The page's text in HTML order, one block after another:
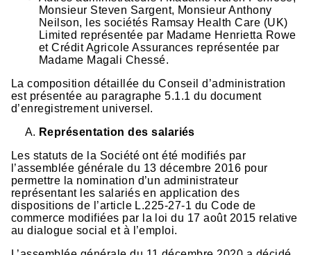
Monsieur Steven Sargent, Monsieur Anthony
Neilson, les sociétés Ramsay Health Care (UK)
Limited représentée par Madame Henrietta Rowe
et Crédit Agricole Assurances représentée par
Madame Magali Chessé.
La composition détaillée du Conseil d’administration
est présentée au paragraphe 5.1.1 du document
d’enregistrement universel.
Représentation des salariés
Les statuts de la Société ont été modifiés par
l’assemblée générale du 13 décembre 2016 pour
permettre la nomination d’un administrateur
représentant les salariés en application des
dispositions de l’article L.225-27-1 du Code de
commerce modifiées par la loi du 17 août 2015 relative
au dialogue social et à l’emploi.